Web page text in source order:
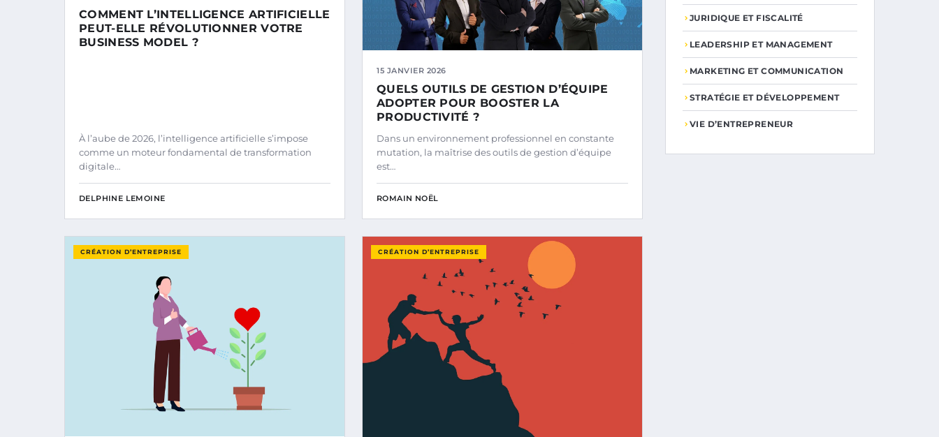
COMMENT L’INTELLIGENCE ARTIFICIELLE
PEUT-ELLE RÉVOLUTIONNER VOTRE
BUSINESS MODEL ?
À l’aube de 2026, l’intelligence artificielle s’impose
comme un moteur fondamental de transformation
digitale…
DELPHINE LEMOINE
15 JANVIER 2026
QUELS OUTILS DE GESTION D’ÉQUIPE
ADOPTER POUR BOOSTER LA
PRODUCTIVITÉ ?
Dans un environnement professionnel en constante
mutation, la maîtrise des outils de gestion d’équipe
est…
ROMAIN NOËL
CRÉATION D’ENTREPRISE CRÉATION D’ENTREPRISE
JURIDIQUE ET FISCALITÉ
LEADERSHIP ET MANAGEMENT
MARKETING ET COMMUNICATION
STRATÉGIE ET DÉVELOPPEMENT
VIE D’ENTREPRENEUR